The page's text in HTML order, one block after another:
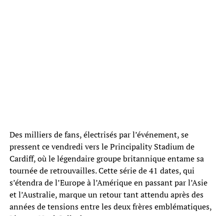
Des milliers de fans, électrisés par l’événement, se
pressent ce vendredi vers le Principality Stadium de
Cardiff, où le légendaire groupe britannique entame sa
tournée de retrouvailles. Cette série de 41 dates, qui
s’étendra de l’Europe à l’Amérique en passant par l’Asie
et l’Australie, marque un retour tant attendu après des
années de tensions entre les deux frères emblématiques,